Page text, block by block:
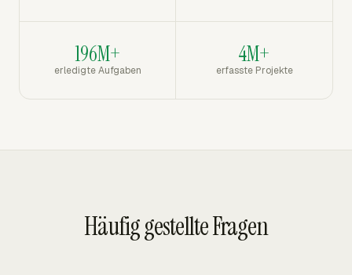
196M+
erledigte Aufgaben
4M+
erfasste Projekte
Häufig gestellte Fragen